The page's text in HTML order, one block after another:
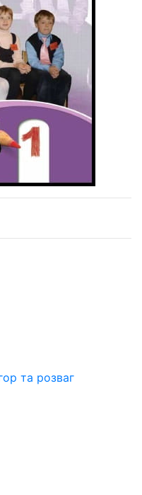
та розваг